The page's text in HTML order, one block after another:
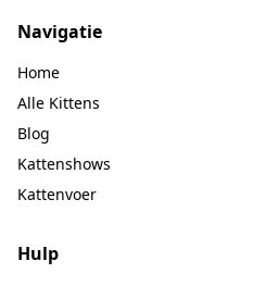
Navigatie
Home
Alle Kittens
Blog
Kattenshows
Kattenvoer
Hulp